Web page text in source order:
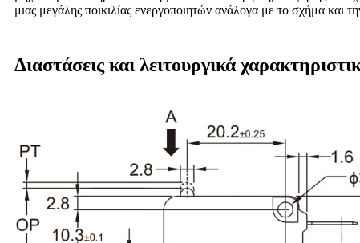
μιας μεγάλης ποικιλίας ενεργοποιητών ανάλογα με το σχήμα και
Διαστάσεις και λειτουργικά